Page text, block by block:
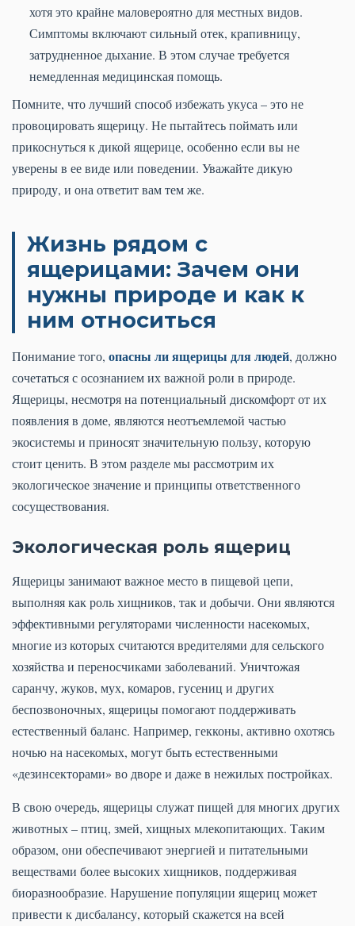
хотя это крайне маловероятно для местных видов.
Симптомы включают сильный отек, крапивницу,
затрудненное дыхание. В этом случае требуется
немедленная медицинская помощь.
Помните, что лучший способ избежать укуса – это не
провоцировать ящерицу. Не пытайтесь поймать или
прикоснуться к дикой ящерице, особенно если вы не
уверены в ее виде или поведении. Уважайте дикую
природу, и она ответит вам тем же.
Жизнь рядом с
ящерицами: Зачем они
нужны природе и как к
ним относиться
Понимание того, опасны ли ящерицы для людей, должно
сочетаться с осознанием их важной роли в природе.
Ящерицы, несмотря на потенциальный дискомфорт от их
появления в доме, являются неотъемлемой частью
экосистемы и приносят значительную пользу, которую
стоит ценить. В этом разделе мы рассмотрим их
экологическое значение и принципы ответственного
сосуществования.
Экологическая роль ящериц
Ящерицы занимают важное место в пищевой цепи,
выполняя как роль хищников, так и добычи. Они являются
эффективными регуляторами численности насекомых,
многие из которых считаются вредителями для сельского
хозяйства и переносчиками заболеваний. Уничтожая
саранчу, жуков, мух, комаров, гусениц и других
беспозвоночных, ящерицы помогают поддерживать
естественный баланс. Например, гекконы, активно охотясь
ночью на насекомых, могут быть естественными
«дезинсекторами» во дворе и даже в нежилых постройках.
В свою очередь, ящерицы служат пищей для многих других
животных – птиц, змей, хищных млекопитающих. Таким
образом, они обеспечивают энергией и питательными
веществами более высоких хищников, поддерживая
биоразнообразие. Нарушение популяции ящериц может
привести к дисбалансу, который скажется на всей